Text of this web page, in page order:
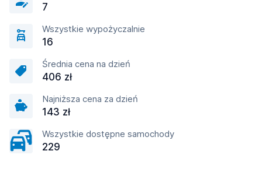
7
Wszystkie wypożyczalnie
16
Średnia cena na dzień
406 zł
Najniższa cena za dzień
143 zł
Wszystkie dostępne samochody
229